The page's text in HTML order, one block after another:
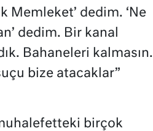
Memleket’ dedim. ‘Ne
dedim. Bir kanal
Bahaneleri kalmasın.
bize atacaklar”
birçok